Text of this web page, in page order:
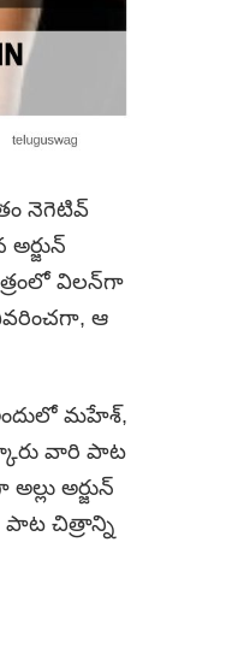
నెగెటివ్
విల‌న్‌గా
వివ‌రించ‌గా, ఆ
మహేశ్‌,
వారి పాట
అర్జున్
పాట చిత్రాన్ని